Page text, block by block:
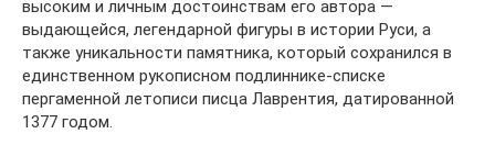
высоким и личным достоинствам его автора —
выдающейся, легендарной фигуры в истории Руси, а
также уникальности памятника, который сохранился в
единственном рукописном подлиннике-списке
пергаменной летописи писца Лаврентия, датированной
1377 годом.